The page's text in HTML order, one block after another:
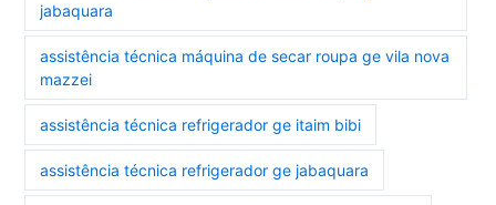
jabaquara
assistência técnica máquina de secar roupa ge vila nova
mazzei
assistência técnica refrigerador ge itaim bibi
assistência técnica refrigerador ge jabaquara